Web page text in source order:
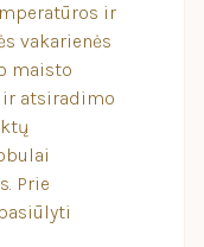
ir
vakarienės
maisto
ir atsiradimo
Prie